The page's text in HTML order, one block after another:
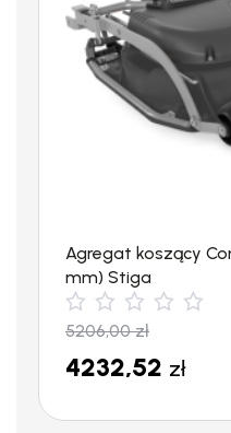
Agregat koszący
mm) Stiga
5206,00zł
4232,52 zł